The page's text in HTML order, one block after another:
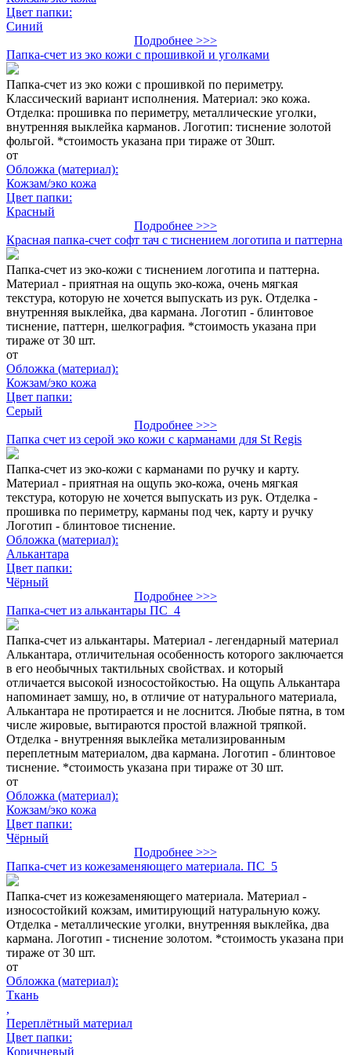
Цвет папки:
Синий
Подробнее >>>
Папка-счет из эко кожи с прошивкой и уголками
Папка-счет из эко кожи с прошивкой по периметру.
Классический вариант исполнения. Материал: эко кожа.
Отделка: прошивка по периметру, металлические уголки,
внутренняя выклейка карманов. Логотип: тиснение золотой
фольгой. *стоимость указана при тираже от 30шт.
от
Обложка (материал):
Кожзам/эко кожа
Цвет папки:
Красный
Подробнее >>>
Красная папка-счет софт тач с тиснением логотипа и паттерна
Папка-счет из эко-кожи с тиснением логотипа и паттерна.
Материал - приятная на ощупь эко-кожа, очень мягкая
текстура, которую не хочется выпускать из рук. Отделка -
внутренняя выклейка, два кармана. Логотип - блинтовое
тиснение, паттерн, шелкография. *стоимость указана при
тираже от 30 шт.
от
Обложка (материал):
Кожзам/эко кожа
Цвет папки:
Серый
Подробнее >>>
Папка счет из серой эко кожи с карманами для St Regis
Папка-счет из эко-кожи с карманами по ручку и карту.
Материал - приятная на ощупь эко-кожа, очень мягкая
текстура, которую не хочется выпускать из рук. Отделка -
прошивка по периметру, карманы под чек, карту и ручку
Логотип - блинтовое тиснение.
Обложка (материал):
Алькантара
Цвет папки:
Чёрный
Подробнее >>>
Папка-счет из алькантары ПС_4
Папка-счет из алькантары. Материал - легендарный материал
Алькантара, отличительная особенность которого заключается
в его необычных тактильных свойствах. и который
отличается высокой износостойкостью. На ощупь Алькантара
напоминает замшу, но, в отличие от натурального материала,
Алькантара не протирается и не лоснится. Любые пятна, в том
числе жировые, вытираются простой влажной тряпкой.
Отделка - внутренняя выклейка метализированным
переплетным материалом, два кармана. Логотип - блинтовое
тиснение. *стоимость указана при тираже от 30 шт.
от
Обложка (материал):
Кожзам/эко кожа
Цвет папки:
Чёрный
Подробнее >>>
Папка-счет из кожезаменяющего материала. ПС_5
Папка-счет из кожезаменяющего материала. Материал -
износостойкий кожзам, имитирующий натуральную кожу.
Отделка - металлические уголки, внутренняя выклейка, два
кармана. Логотип - тиснение золотом. *стоимость указана при
тираже от 30 шт.
от
Обложка (материал):
Ткань
,
Переплётный материал
Цвет папки:
Коричневый